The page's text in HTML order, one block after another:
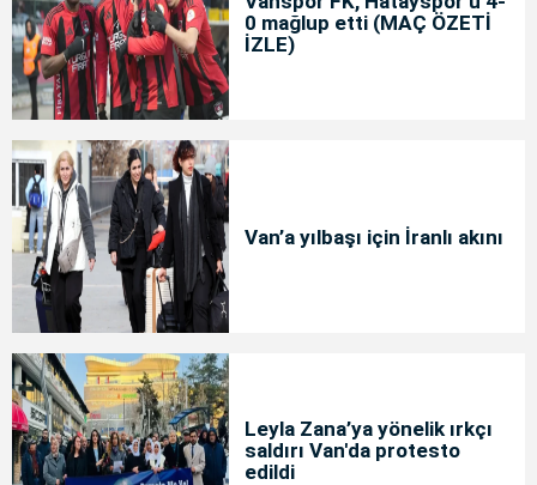
0 mağlup etti (MAÇ ÖZETİ
İZLE)
Van’a yılbaşı için İranlı akını
Leyla Zana’ya yönelik ırkçı
saldırı Van'da protesto
edildi